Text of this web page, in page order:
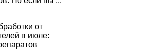
от
в июле: